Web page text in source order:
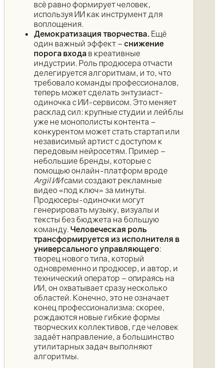
всё равно формирует человек,
используя ИИ как инструмент для
воплощения.
Демократизация творчества. Ещё
один важный эффект – снижение
порога входа в креативные
индустрии. Роль продюсера отчасти
делегируется алгоритмам, и то, что
требовало команды профессионалов,
теперь может сделать энтузиаст-
одиночка с ИИ-сервисом. Это меняет
расклад сил: крупные студии и лейблы
уже не монополисты контента –
конкурентом может стать стартап или
независимый артист с доступом к
передовым нейросетям. Пример –
небольшие бренды, которые с
помощью онлайн-платформ вроде
Argil ИИсами создают рекламные
видео «под ключ» за минуты.
Продюсеры-одиночки могут
генерировать музыку, визуалы и
тексты без бюджета на большую
команду. Человеческая роль
трансформируется из исполнителя в
универсального управляющего:
творец нового типа, который
одновременно и продюсер, и автор, и
технический оператор – опираясь на
ИИ, он охватывает сразу несколько
областей. Конечно, это не означает
конец профессионализма: скорее,
рождаются новые гибкие формы
творческих коллективов, где человек
задаёт направление, а большинство
утилитарных задач выполняют
алгоритмы.